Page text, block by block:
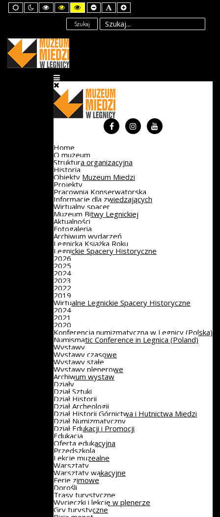
Default
mode
Night
mode
High
Contrast
mode
High
Contrast
Black
Yellow
mode
High
Contrast
Yellow
Black
mode
Set
Smaller
Font
Set
Default
Font
Set
Larger
Font
Szukaj
Home
O muzeum
Struktura organizacyjna
Historia
Obiekty Muzeum Miedzi
Projekty
Pracownia Konserwatorska
Informacje dla zwiedzających
Wirtualny spacer
Muzeum Bitwy Legnickiej
Aktualności
Fotogaleria
Archiwum wydarzeń
Legnicka Książka Roku
Legnickie Spacery Historyczne
2026
2025
2024
2023
2022
2019
Wirtualne Legnickie Spacery Historyczne
2024
2021
2020
Konferencja numizmatyczna w Legnicy (Polska)
Numismatic Conference in Legnica (Poland)
Wystawy
Wystawy czasowe
Wystawy stałe
Wystawy plenerowe
Archiwum wystaw
Działy
Dział Sztuki
Dział Historii
Dział Archeologii
Dział Historii Górnictwa i Hutnictwa Miedzi
Dział Numizmatyczny
Dział Edukacji i Promocji
Edukacja
Oferta edukacyjna
Przedszkola
Lekcje muzealne
Warsztaty
Warsztaty wakacyjne
Ferie zimowe
Dorośli
Trasy turystyczne
Wycieczki i lekcje w plenerze
Gry turystyczne